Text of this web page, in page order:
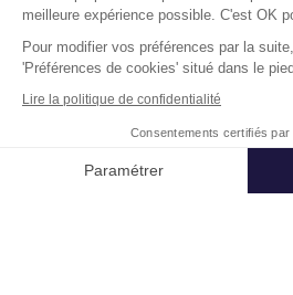
Affiner ma recherche
Location de locaux d'activités en
Location Locaux Activité
Logistique
meilleure expérience possible. C'est OK
Pour modifier vos préférences par la
'Préférences de cookies' situé dans le
Lire la politique de confidentialité
Consentements certifiés par
Paramétrer